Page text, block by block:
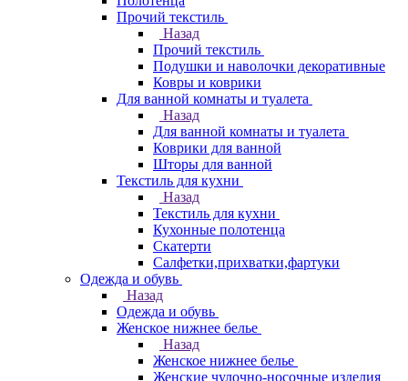
Прочий текстиль
Назад
Прочий текстиль
Подушки и наволочки декоративные
Ковры и коврики
Для ванной комнаты и туалета
Назад
Для ванной комнаты и туалета
Коврики для ванной
Шторы для ванной
Текстиль для кухни
Назад
Текстиль для кухни
Кухонные полотенца
Скатерти
Салфетки,прихватки,фартуки
Одежда и обувь
Назад
Одежда и обувь
Женское нижнее белье
Назад
Женское нижнее белье
Женские чулочно-носочные изделия